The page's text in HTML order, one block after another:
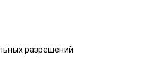
разрешений